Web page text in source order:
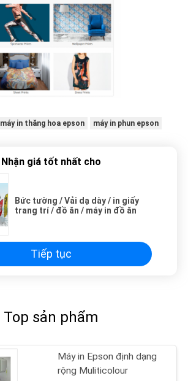
máy in thăng hoa epson máy in phun epson
Nhận giá tốt nhất cho
Bức tường / Vải dạ dày / in giấy
trang trí / đồ ăn / máy in đồ ăn
Tiếp tục
Top sản phẩm
Máy in Epson định dạng
rộng Muliticolour